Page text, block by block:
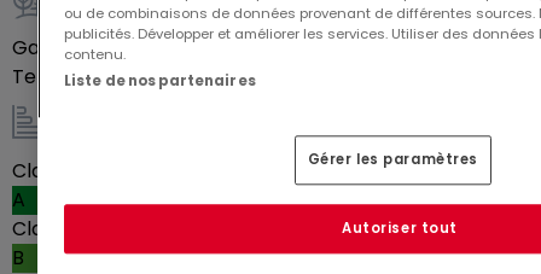
Extérieur
Garage1
Terrasse7,41m²
Classe énergétique
A
Classe d'isolation thermique
B
ou de combinaisons de données provenant de différentes sources.
publicités. Développer et améliorer les services. Utiliser des
contenu.
Liste de nos partenaires
Gérer les paramètres
Autoriser tout